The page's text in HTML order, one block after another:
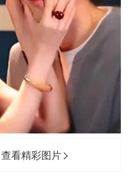
看精彩图片